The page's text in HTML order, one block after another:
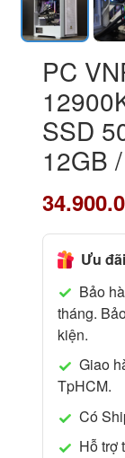
PC
SSD
12GB
Ưu đãi
Bảo
tháng.
kiện.
Giao
TpHCM.
Có
Hỗ trợ